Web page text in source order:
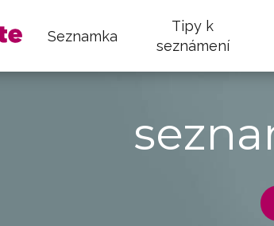
Seznamka
Tipy k
seznámení